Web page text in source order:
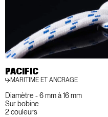
PACIFIC
MARITIME ET ANCRAGE
Diamètre - 6 mm à 16 mm
Sur bobine
2 couleurs